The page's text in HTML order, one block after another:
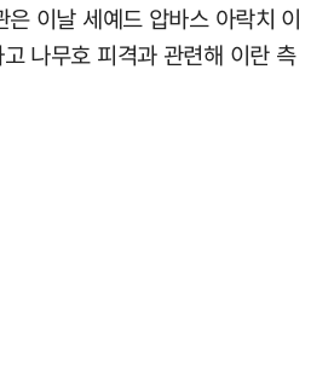
이날 세예드 압바스 아락치 이
나무호 피격과 관련해 이란 측